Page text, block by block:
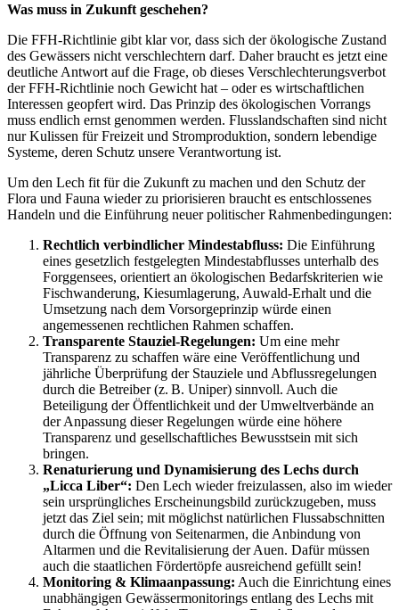
Was muss in Zukunft geschehen?
Die FFH-Richtlinie gibt klar vor, dass sich der ökologische Zustand
des Gewässers nicht verschlechtern darf. Daher braucht es jetzt eine
deutliche Antwort auf die Frage, ob dieses Verschlechterungsverbot
der FFH-Richtlinie noch Gewicht hat – oder es wirtschaftlichen
Interessen geopfert wird. Das Prinzip des ökologischen Vorrangs
muss endlich ernst genommen werden. Flusslandschaften sind nicht
nur Kulissen für Freizeit und Stromproduktion, sondern lebendige
Systeme, deren Schutz unsere Verantwortung ist.
Um den Lech fit für die Zukunft zu machen und den Schutz der
Flora und Fauna wieder zu priorisieren braucht es entschlossenes
Handeln und die Einführung neuer politischer Rahmenbedingungen:
Rechtlich verbindlicher Mindestabfluss: Die Einführung
eines gesetzlich festgelegten Mindestabflusses unterhalb des
Forggensees, orientiert an ökologischen Bedarfskriterien wie
Fischwanderung, Kiesumlagerung, Auwald-Erhalt und die
Umsetzung nach dem Vorsorgeprinzip würde einen
angemessenen rechtlichen Rahmen schaffen.
Transparente Stauziel-Regelungen: Um eine mehr
Transparenz zu schaffen wäre eine Veröffentlichung und
jährliche Überprüfung der Stauziele und Abflussregelungen
durch die Betreiber (z. B. Uniper) sinnvoll. Auch die
Beteiligung der Öffentlichkeit und der Umweltverbände an
der Anpassung dieser Regelungen würde eine höhere
Transparenz und gesellschaftliches Bewusstsein mit sich
bringen.
Renaturierung und Dynamisierung des Lechs durch
„Licca Liber“: Den Lech wieder freizulassen, also im wieder
sein ursprüngliches Erscheinungsbild zurückzugeben, muss
jetzt das Ziel sein; mit möglichst natürlichen Flussabschnitten
durch die Öffnung von Seitenarmen, die Anbindung von
Altarmen und die Revitalisierung der Auen. Dafür müssen
auch die staatlichen Fördertöpfe ausreichend gefüllt sein!
Monitoring & Klimaanpassung: Auch die Einrichtung eines
unabhängigen Gewässermonitorings entlang des Lechs mit